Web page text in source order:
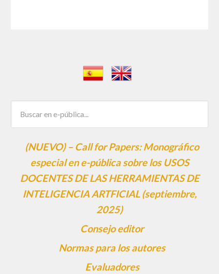
(NUEVO) – Call for Papers: Monográfico
especial en e-pública sobre los USOS
DOCENTES DE LAS HERRAMIENTAS DE
INTELIGENCIA ARTFICIAL (septiembre,
2025)
Consejo editor
Normas para los autores
Evaluadores